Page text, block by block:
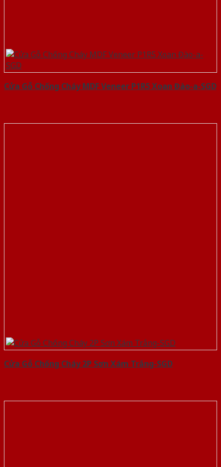
Cửa Gỗ Chống Cháy MDF Veneer P1R5 Xoan Đào-a-SGD
Cửa Gỗ Chống Cháy 2P Sơn Xám Trắng-SGD